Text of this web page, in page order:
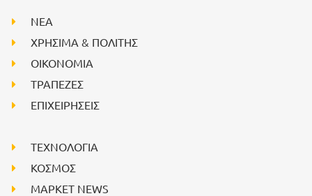
NEA
ΧΡΗΣΙΜΑ & ΠΟΛΙΤΗΣ
ΟΙΚΟΝΟΜΙΑ
ΤΡΑΠΕΖΕΣ
ΕΠΙΧΕΙΡΗΣΕΙΣ
ΤΕΧΝΟΛΟΓΙΑ
ΚΟΣΜΟΣ
ΜΑΡΚΕΤ NEWS